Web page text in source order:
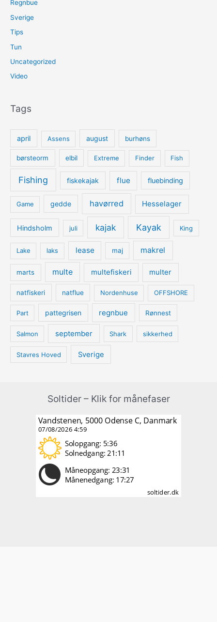
Regnbue
Sverige
Tips
Tun
Uncategorized
Video
Tags
april Assens august burhøns
børsteorm elbil Extreme Finder Fish
Fishing fiskekajak flue fluebinding
Game gedde havørred Hesselager
Hindsholm juli kajak Kayak King
Lake laks lease maj makrel
marts multe multefiskeri multer
natfiskeri natflue Nordenhuse OFFSHORE
Part pattegrisen regnbue Rønnest
Salmon september Shark sikkerhed
Stavres Hoved Sverige
Soltider – Klik for månefaser